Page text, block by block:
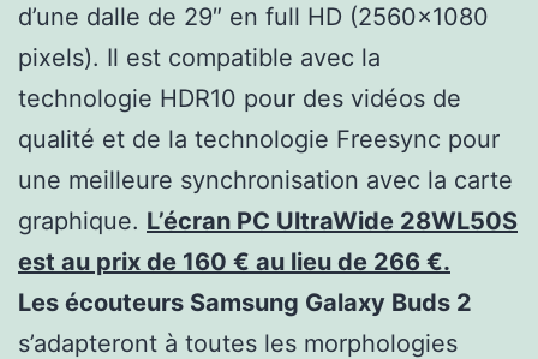
d’une dalle de 29″ en full HD (2560×1080
pixels). Il est compatible avec la
technologie HDR10 pour des vidéos de
qualité et de la technologie Freesync pour
une meilleure synchronisation avec la carte
graphique. L’écran PC UltraWide 28WL50S
est au prix de 160 € au lieu de 266 €.
Les écouteurs Samsung Galaxy Buds 2
s’adapteront à toutes les morphologies